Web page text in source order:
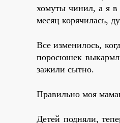
хомуты чинил, а я в
месяц корячилась,
Все изменилось,
поросюшек
зажили сытно.
Правильно моя
Детей подняли,